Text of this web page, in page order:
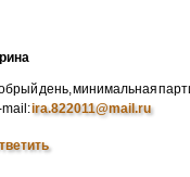
день, минимальная
mail:ira.822011@mail.ru